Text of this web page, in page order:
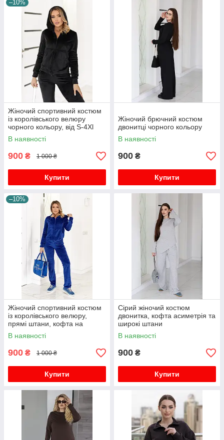
–10%
Жіночий спортивний костюм
із королівського велюру
чорного кольору, від S-4Xl
В наявності
900 ₴ 1 000 ₴
Купити
Жіночий брючний костюм
двонитці чорного кольору
В наявності
900 ₴
Купити
–10%
Жіночий спортивний костюм
із королівського велюру,
прямі штани, кофта на
блискавці.
В наявності
900 ₴ 1 000 ₴
Купити
Сірий жіночий костюм
двонитка, кофта асиметрія та
широкі штани
В наявності
900 ₴
Купити